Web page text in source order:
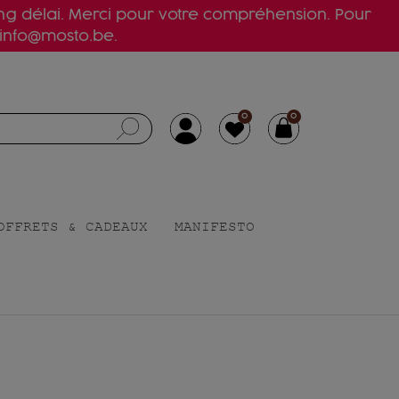
délai. Merci pour votre compréhension. Pour
0 0
& CADEAUX MANIFESTO